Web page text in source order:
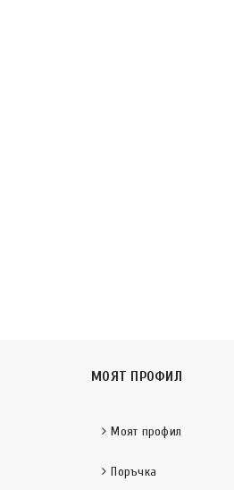
МОЯТ ПРОФИЛ
Моят профил
Поръчка